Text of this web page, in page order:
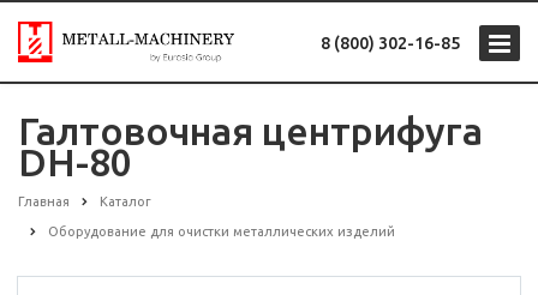
8 (800) 302-16-85
Галтовочная центрифуга
DH-80
Главная Каталог
Оборудование для очистки металлических изделий